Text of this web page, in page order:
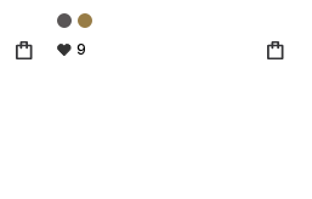
9